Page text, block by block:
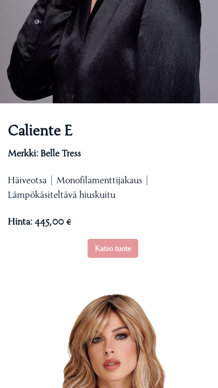
Caliente E
Merkki: Belle Tress
Häiveotsa | Monofilamenttijakaus |
Lämpökäsiteltävä hiuskuitu
Hinta: 445,00 €
Katso tuote